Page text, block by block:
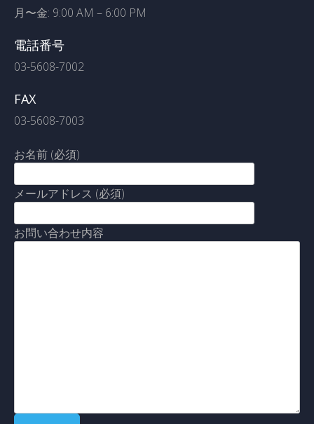
月〜金: 9:00 AM – 6:00 PM
電話番号
03-5608-7002
FAX
03-5608-7003
お名前 (必須)
メールアドレス (必須)
お問い合わせ内容